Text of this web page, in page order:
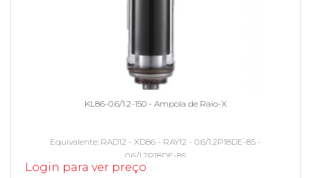
KL86-0.6/1.2-150 - Ampola de Raio-X
Equivalente RAD12 - XD86 - RAY12 - 0.6/1.2P18DE-85 -
0.6/1.2P18DE-85
Login para ver preço